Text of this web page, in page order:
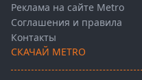
Реклама на сайте Metro
Соглашения и правила
Контакты
СКАЧАЙ METRO